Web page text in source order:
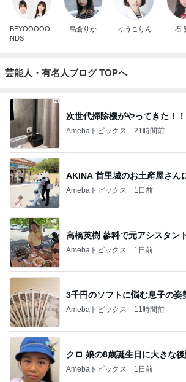
BEYOOOOO
NDS
島倉りか ゆうこりん 石
芸能人・有名人ブログ TOPへ
次世代掃除機がやってきた！！
Amebaトピックス 21時間前
AKINA 首里城のお土産屋さん
Amebaトピックス 1日前
高橋英樹 蓼科で元アシスタン
Amebaトピックス 1日前
3千円のソフトに悩む息子の姿
Amebaトピックス 11時間前
クロ 娘の8歳誕生日に大きな
Amebaトピックス 1日前